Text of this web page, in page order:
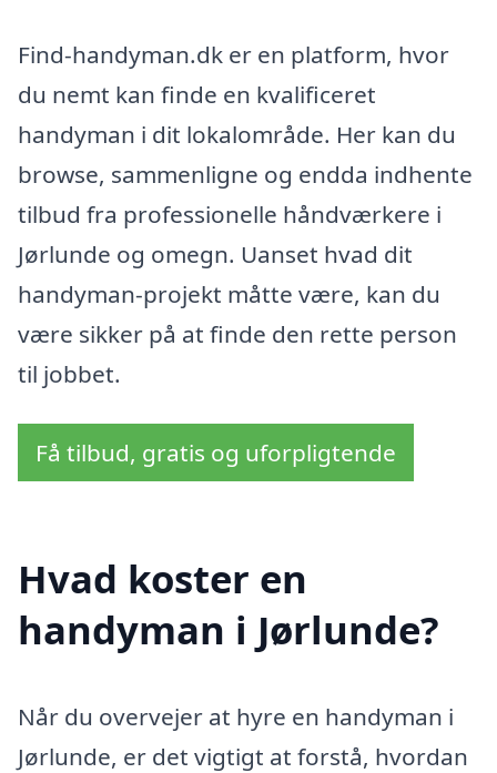
Find-handyman.dk er en platform, hvor
du nemt kan finde en kvalificeret
handyman i dit lokalområde. Her kan du
browse, sammenligne og endda indhente
tilbud fra professionelle håndværkere i
Jørlunde og omegn. Uanset hvad dit
handyman-projekt måtte være, kan du
være sikker på at finde den rette person
til jobbet.
Få tilbud, gratis og uforpligtende
Hvad koster en
handyman i Jørlunde?
Når du overvejer at hyre en handyman i
Jørlunde, er det vigtigt at forstå, hvordan